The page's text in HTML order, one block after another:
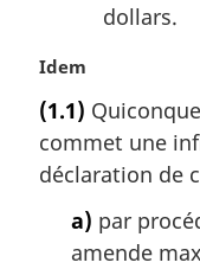
dollars.
N
t
e
m
Idem
(1.1)
commet une
déclaration de
a) par
amende